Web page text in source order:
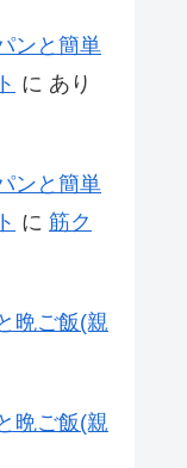
ンと簡単
に あり
ンと簡単
に 筋ク
晩ご飯(親
晩ご飯(親